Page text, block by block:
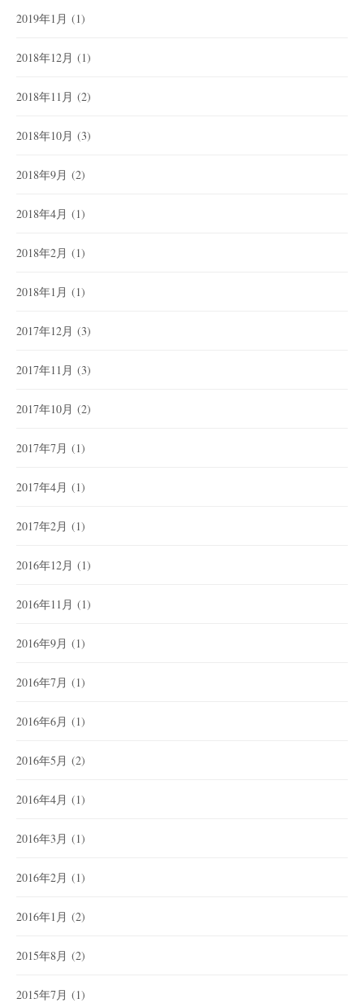
2019年1月 (1)
2018年12月 (1)
2018年11月 (2)
2018年10月 (3)
2018年9月 (2)
2018年4月 (1)
2018年2月 (1)
2018年1月 (1)
2017年12月 (3)
2017年11月 (3)
2017年10月 (2)
2017年7月 (1)
2017年4月 (1)
2017年2月 (1)
2016年12月 (1)
2016年11月 (1)
2016年9月 (1)
2016年7月 (1)
2016年6月 (1)
2016年5月 (2)
2016年4月 (1)
2016年3月 (1)
2016年2月 (1)
2016年1月 (2)
2015年8月 (2)
2015年7月 (1)